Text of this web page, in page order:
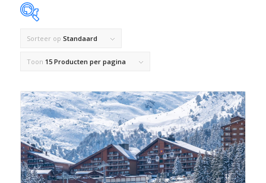
Op voorraad
Product Land
Product Maximaal aantal personen
Product Prijs vanaf €
Product Rating
Sorteer op Standaard
Toon 15 Producten per pagina